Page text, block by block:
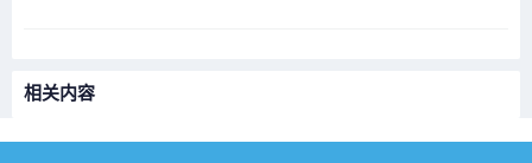
相关内容